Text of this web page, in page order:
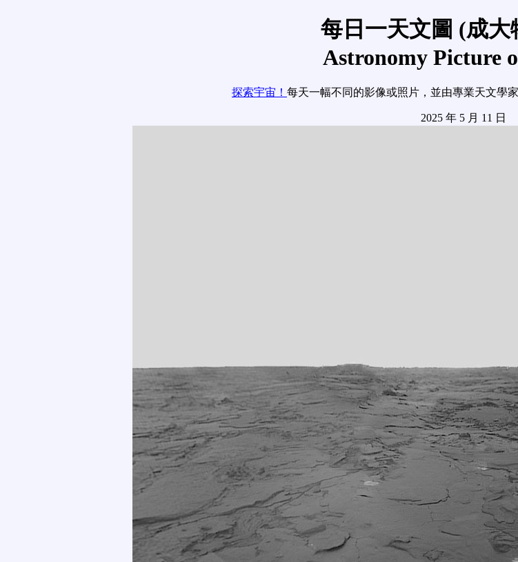
每日一天文圖 (成大
Astronomy Picture
探索宇宙！ 每天一幅不同的影像或照片，並由專業天文學
2025 年 5 月 11 日